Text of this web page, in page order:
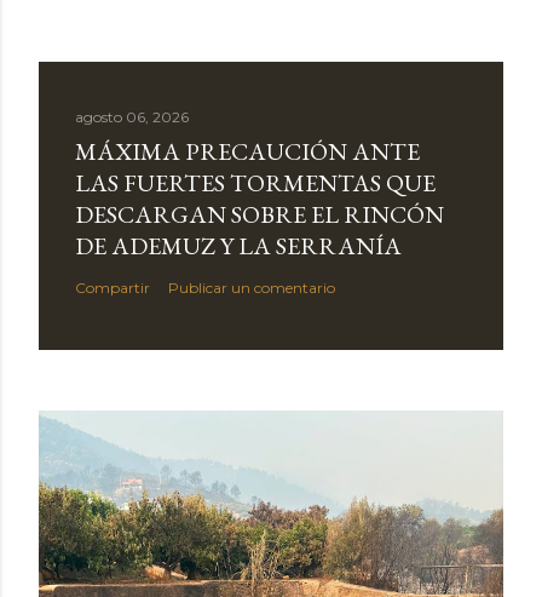
agosto 06, 2026
MÁXIMA PRECAUCIÓN ANTE
LAS FUERTES TORMENTAS QUE
DESCARGAN SOBRE EL RINCÓN
DE ADEMUZ Y LA SERRANÍA
Compartir Publicar un comentario